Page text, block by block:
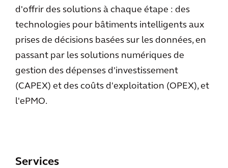
d'offrir des solutions à chaque étape : des
technologies pour bâtiments intelligents aux
prises de décisions basées sur les données, en
passant par les solutions numériques de
gestion des dépenses d'investissement
(CAPEX) et des coûts d'exploitation (OPEX), et
l'ePMO.
Services